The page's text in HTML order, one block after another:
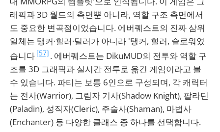
래픽과 3D 월드의 측면뿐 아니라, 역할 구조 측면에서
도 중요한 변곡점이었습니다. 에버퀘스트의 진짜 삼위
일체는 탱커·힐러·딜러가 아니라 '탱커, 힐러, 슬로워였
습니다 [57] . 에버퀘스트는 DikuMUD의 전투와 역할 구
조를 3D 그래픽과 실시간 전투로 옮긴 게임이라고 볼
수 있습니다. 파티는 보통 6인으로 구성되며, 각 캐릭터
는 전사(Warrior), 그림자 기사(Shadow Knight), 팔라딘
(Paladin), 성직자(Cleric), 주술사(Shaman), 마법사
(Enchanter) 등 다양한 클래스 중 하나를 선택합니다.